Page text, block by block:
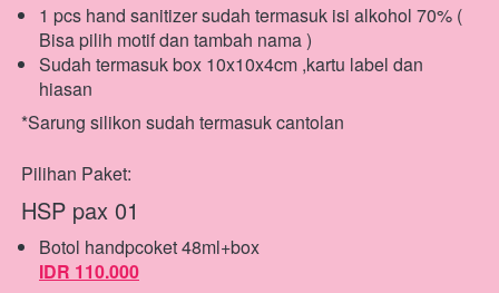
1 pcs hand sanitizer sudah termasuk isi alkohol 70% (
Bisa pilih motif dan tambah nama )
Sudah termasuk box 10x10x4cm ,kartu label dan
hiasan
*Sarung silikon sudah termasuk cantolan
Pilihan Paket:
HSP pax 01
IDR 110.000